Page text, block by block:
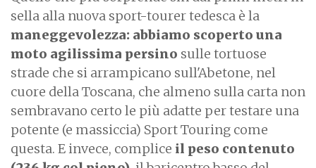
sella alla nuova sport-tourer tedesca è la
maneggevolezza: abbiamo scoperto una
moto agilissima persino sulle tortuose
strade che si arrampicano sull'Abetone, nel
cuore della Toscana, che almeno sulla carta non
sembravano certo le più adatte per testare una
potente (e massiccia) Sport Touring come
questa. E invece, complice il peso contenuto